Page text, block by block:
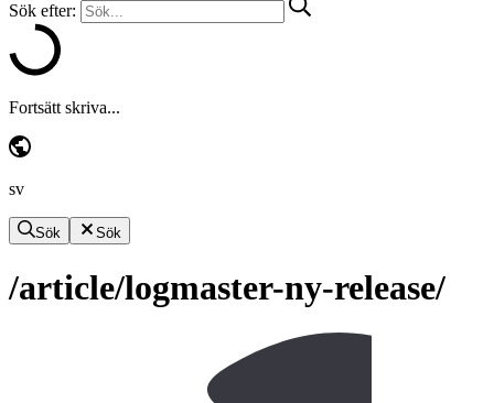
Sök efter:
Fortsätt skriva...
sv
Sök Sök
/article/logmaster-ny-release/